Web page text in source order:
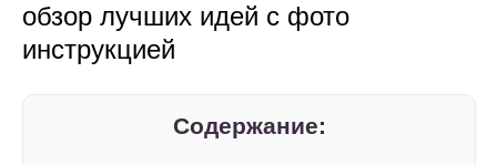
обзор лучших идей с фото
инструкцией
Содержание: